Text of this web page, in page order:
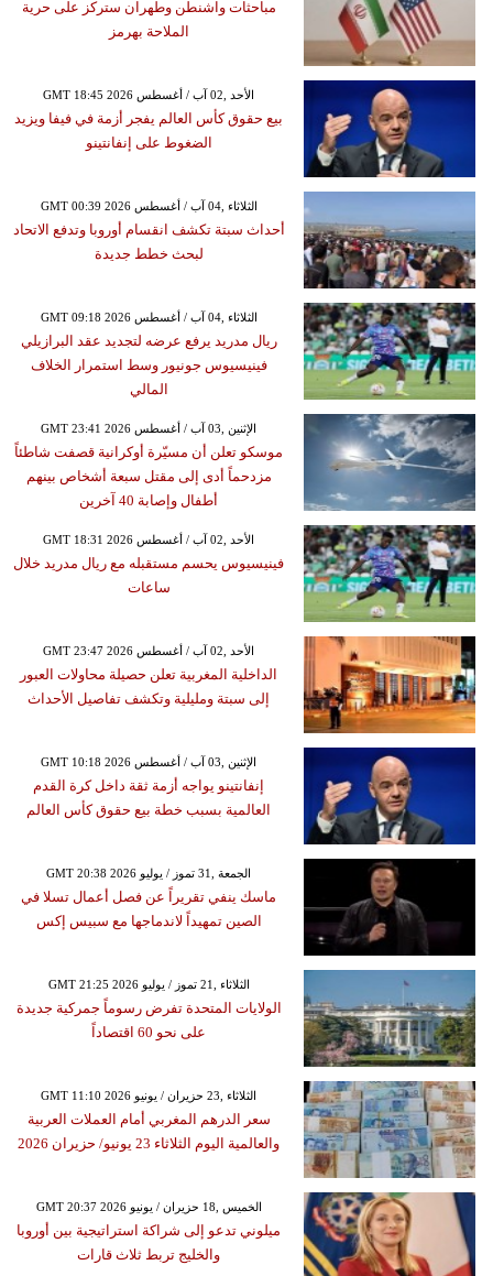
مباحثات واشنطن وطهران ستركز على حرية
الملاحة بهرمز
GMT 18:45 2026 الأحد ,02 آب / أغسطس
بيع حقوق كأس العالم يفجر أزمة في فيفا ويزيد
الضغوط على إنفانتينو
GMT 00:39 2026 الثلاثاء ,04 آب / أغسطس
أحداث سبتة تكشف انقسام أوروبا وتدفع الاتحاد
لبحث خطط جديدة
GMT 09:18 2026 الثلاثاء ,04 آب / أغسطس
ريال مدريد يرفع عرضه لتجديد عقد البرازيلي
فينيسيوس جونيور وسط استمرار الخلاف
المالي
GMT 23:41 2026 الإثنين ,03 آب / أغسطس
موسكو تعلن أن مسيّرة أوكرانية قصفت شاطئاً
مزدحماً أدى إلى مقتل سبعة أشخاص بينهم
أطفال وإصابة 40 آخرين
GMT 18:31 2026 الأحد ,02 آب / أغسطس
فينيسيوس يحسم مستقبله مع ريال مدريد خلال
ساعات
GMT 23:47 2026 الأحد ,02 آب / أغسطس
الداخلية المغربية تعلن حصيلة محاولات العبور
إلى سبتة ومليلية وتكشف تفاصيل الأحداث
GMT 10:18 2026 الإثنين ,03 آب / أغسطس
إنفانتينو يواجه أزمة ثقة داخل كرة القدم
العالمية بسبب خطة بيع حقوق كأس العالم
GMT 20:38 2026 الجمعة ,31 تموز / يوليو
ماسك ينفي تقريراً عن فصل أعمال تسلا في
الصين تمهيداً لاندماجها مع سبيس إكس
GMT 21:25 2026 الثلاثاء ,21 تموز / يوليو
الولايات المتحدة تفرض رسوماً جمركية جديدة
على نحو 60 اقتصاداً
GMT 11:10 2026 الثلاثاء ,23 حزيران / يونيو
سعر الدرهم المغربي أمام العملات العربية
والعالمية اليوم الثلاثاء 23 يونيو/ حزيران 2026
GMT 20:37 2026 الخميس ,18 حزيران / يونيو
ميلوني تدعو إلى شراكة استراتيجية بين أوروبا
والخليج تربط ثلاث قارات